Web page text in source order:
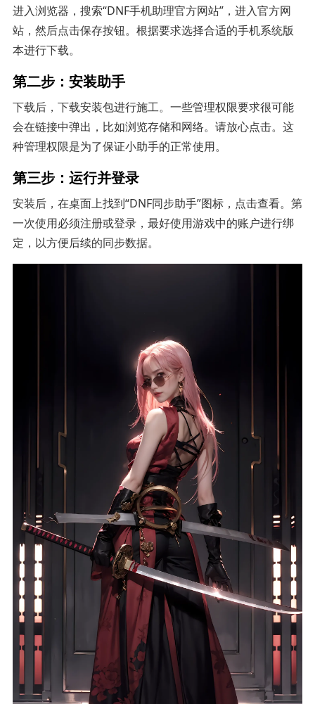
进入浏览器，搜索“DNF手机助理官方网站”，进入官方网
站，然后点击保存按钮。根据要求选择合适的手机系统版
本进行下载。
第二步：安装助手
下载后，下载安装包进行施工。一些管理权限要求很可能
会在链接中弹出，比如浏览存储和网络。请放心点击。这
种管理权限是为了保证小助手的正常使用。
第三步：运行并登录
安装后，在桌面上找到“DNF同步助手”图标，点击查看。第
一次使用必须注册或登录，最好使用游戏中的账户进行绑
定，以方便后续的同步数据。